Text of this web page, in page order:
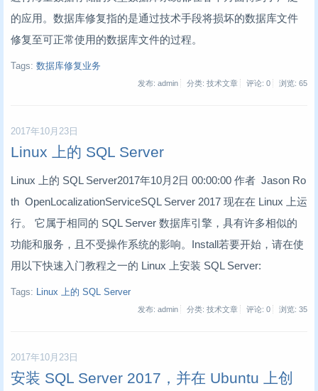
的应用。数据库修复指的是通过技术手段将损坏的数据库文件
修复至可正常使用的数据库文件的过程。
Tags: 数据库修复业务
发布: admin 分类: 技术文章 评论: 0 浏览: 65
2017年10月23日
Linux 上的 SQL Server
Linux 上的 SQL Server2017年10月2日 00:00:00 作者 Jason Ro
th OpenLocalizationServiceSQL Server 2017 现在在 Linux 上运
行。 它属于相同的 SQL Server 数据库引擎，具有许多相似的
功能和服务，且不受操作系统的影响。Install若要开始，请在使
用以下快速入门教程之一的 Linux 上安装 SQL Server:
Tags: Linux 上的 SQL Server
发布: admin 分类: 技术文章 评论: 0 浏览: 35
2017年10月23日
安装 SQL Server 2017，并在 Ubuntu 上创